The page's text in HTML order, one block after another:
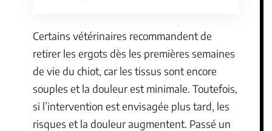
Certains vétérinaires recommandent de
retirer les ergots dès les premières semaines
de vie du chiot, car les tissus sont encore
souples et la douleur est minimale. Toutefois,
si l’intervention est envisagée plus tard, les
risques et la douleur augmentent. Passé un